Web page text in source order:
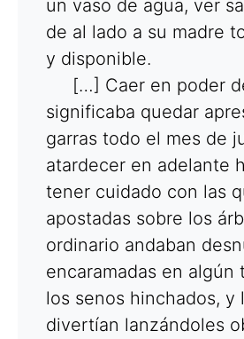
un vaso de agua, ver
de al lado a su madre
y disponible.
[…] Caer en poder
significaba quedar
garras todo el mes de
atardecer en adelante
tener cuidado con las
apostadas sobre los
ordinario andaban
encaramadas en algún
los senos hinchados, y
divertían lanzándoles